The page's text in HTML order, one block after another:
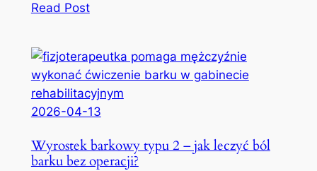
Read Post
2026-04-13
Wyrostek barkowy typu 2 – jak leczyć ból
barku bez operacji?